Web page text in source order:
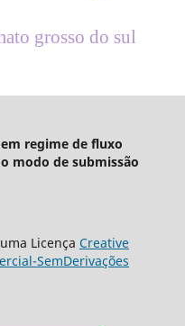
grosso do sul
regime de fluxo
modo de submissão
Licença Creative
SemDerivações